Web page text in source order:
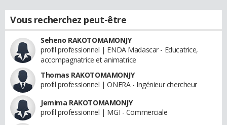
Vous recherchez peut-être
Seheno RAKOTOMAMONJY
profil professionnel | ENDA Madascar - Educatrice,
accompagnatrice et animatrice
Thomas RAKOTOMAMONJY
profil professionnel | ONERA - Ingénieur chercheur
Jemima RAKOTOMAMONJY
profil professionnel | MGI - Commerciale